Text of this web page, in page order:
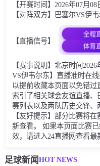
【开赛时间】2026年07月08
【对阵双方】巴塞尔VS伊
【直播信号】
全程
体育
【赛事说明】北京时间
VS伊韦尔东】直播准时在
以提前收藏本页面以免错
索引了相关球会友谊直播
赛列表以及两队历史交锋、
【友好提示】部分比赛将
新查看。 如果本页面比赛
效，请进入24直播网查看最
足球新闻HOT NEWS